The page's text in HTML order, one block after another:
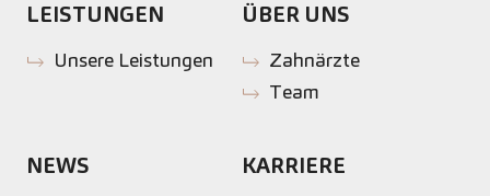
LEISTUNGEN
Unsere Leistungen
ÜBER UNS
Zahnärzte
Team
NEWS KARRIERE